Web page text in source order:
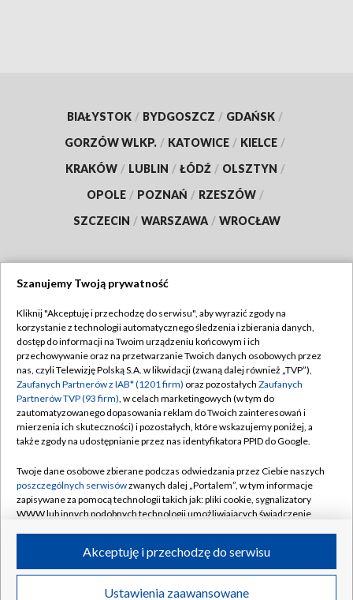
BIAŁYSTOK / BYDGOSZCZ / GDAŃSK /
GORZÓW WLKP. / KATOWICE / KIELCE /
KRAKÓW / LUBLIN / ŁÓDŹ / OLSZTYN /
OPOLE / POZNAŃ / RZESZÓW /
SZCZECIN / WARSZAWA / WROCŁAW
TVP
Abonament TVP
Emisja w TVP
Centrum informacji TVP
Naziemna Telewizja Cyfrowa
Rada Programowa
System NOS
Informacje o nadawcy
Program dla prasy
Regulamin TVP
Polityka prywatności
Moje zgody
Pomoc
Kontakt
Kanały
©2026 Telewizja Polska S.A. w likwidacji
Szanujemy Twoją prywatność
Kliknij "Akceptuję i przechodzę do serwisu", aby wyrazić zgody na
korzystanie z technologii automatycznego śledzenia i zbierania danych,
dostęp do informacji na Twoim urządzeniu końcowym i ich
przechowywanie oraz na przetwarzanie Twoich danych osobowych przez
nas, czyli Telewizję Polską S.A. w likwidacji (zwaną dalej również „TVP”),
Zaufanych Partnerów z IAB* (1201 firm) oraz pozostałych Zaufanych
Partnerów TVP (93 firm), w celach marketingowych (w tym do
zautomatyzowanego dopasowania reklam do Twoich zainteresowań i
mierzenia ich skuteczności) i pozostałych, które wskazujemy poniżej, a
także zgody na udostępnianie przez nas identyfikatora PPID do Google.
Twoje dane osobowe zbierane podczas odwiedzania przez Ciebie naszych
poszczególnych serwisówzwanych dalej „Portalem”, w tym informacje
zapisywane za pomocą technologii takich jak: pliki cookie, sygnalizatory
WWW lub innych podobnych technologii umożliwiających świadczenie
ruchu w Internecie.
Twoje dane osobowe zbierane podczas odwiedzania przez Ciebie
Ustawienia zaawansowane
Akceptuję i przechodzę do serwisu